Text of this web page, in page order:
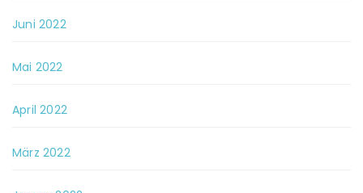
Juni 2022
Mai 2022
April 2022
März 2022